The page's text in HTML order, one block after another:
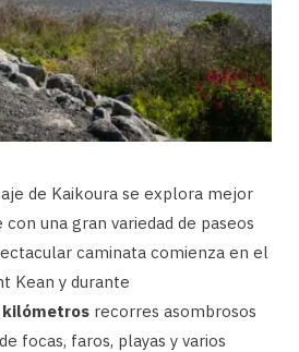
de Kaikoura se explora mejor
una gran variedad de paseos
caminata comienza en el
Kean y durante
kilómetros recorres asombrosos
focas, faros, playas y varios